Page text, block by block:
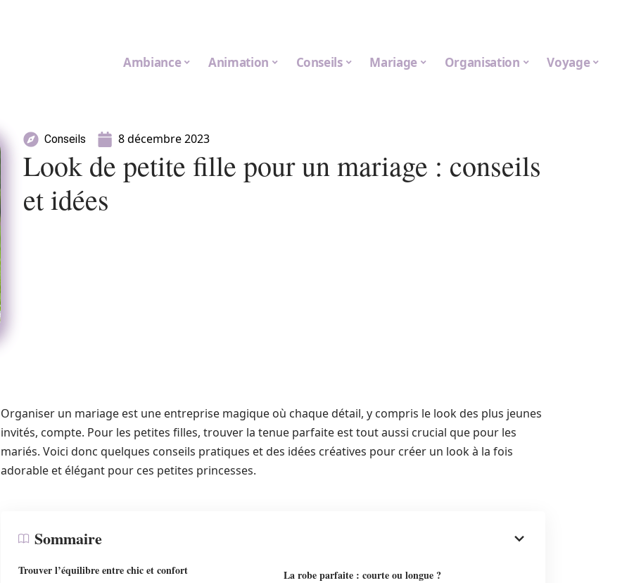
Ambiance Animation Conseils Mariage Organisation Voyage
Conseils 8 décembre 2023
Look de petite fille pour un mariage : conseils
et idées
Organiser un mariage est une entreprise magique où chaque détail, y compris le look des plus jeunes
invités, compte. Pour les petites filles, trouver la tenue parfaite est tout aussi crucial que pour les
mariés. Voici donc quelques conseils pratiques et des idées créatives pour créer un look à la fois
adorable et élégant pour ces petites princesses.
Sommaire
Trouver l’équilibre entre chic et confort
La robe parfaite : courte ou longue ?